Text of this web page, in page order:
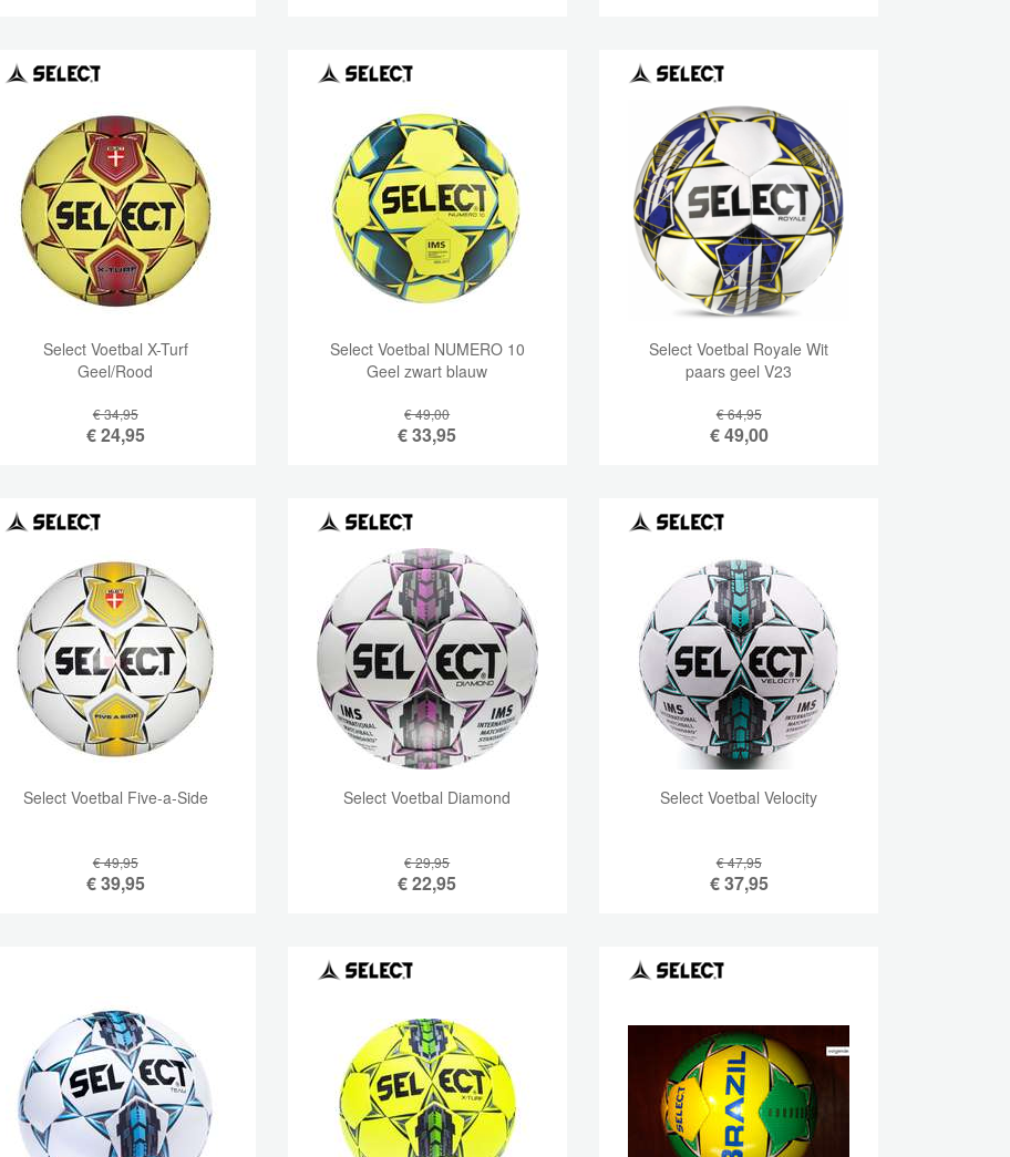
Select Voetbal X-Turf
Geel/Rood
€ 34,95
€24,95
Select Voetbal NUMERO 10
Geel zwart blauw
€ 49,00
€33,95
Select Voetbal Royale Wit
paars geel V23
€ 64,95
€49,00
Select Voetbal Five-a-Side
€ 49,95
€39,95
Select Voetbal Diamond
€ 29,95
€22,95
Select Voetbal Velocity
€ 47,95
€37,95